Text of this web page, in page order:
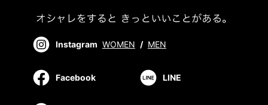
Instagram WOMEN / MEN
Facebook LINE